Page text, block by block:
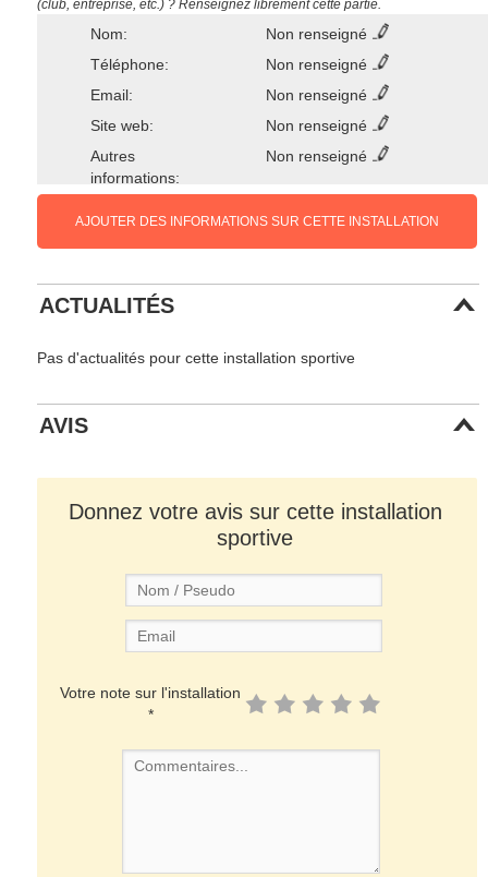
(club, entreprise, etc.) ? Renseignez librement cette partie.
Nom:
Non renseigné
Téléphone:
Non renseigné
Email:
Non renseigné
Site web:
Non renseigné
Autres
informations:
Non renseigné
AJOUTER DES INFORMATIONS SUR CETTE INSTALLATION
ACTUALITÉS
Pas d'actualités pour cette installation sportive
AVIS
Donnez votre avis sur cette installation
sportive
Votre note sur l'installation
*